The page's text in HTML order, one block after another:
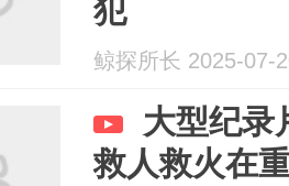
犯
鲸探所长 2025-07-
大型纪录
救人救火在